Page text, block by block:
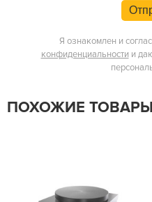
Я ознакомлен и
конфиденциальности и
ПОХОЖИЕ ТОВАРЫ